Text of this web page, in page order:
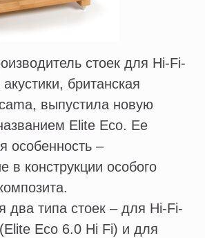
стоек для Hi-Fi-
британская
выпустила новую
Elite Eco. Ее
особенность –
в конструкции особого
два типа стоек – для Hi-Fi-
Eco 6.0 Hi Fi) и для